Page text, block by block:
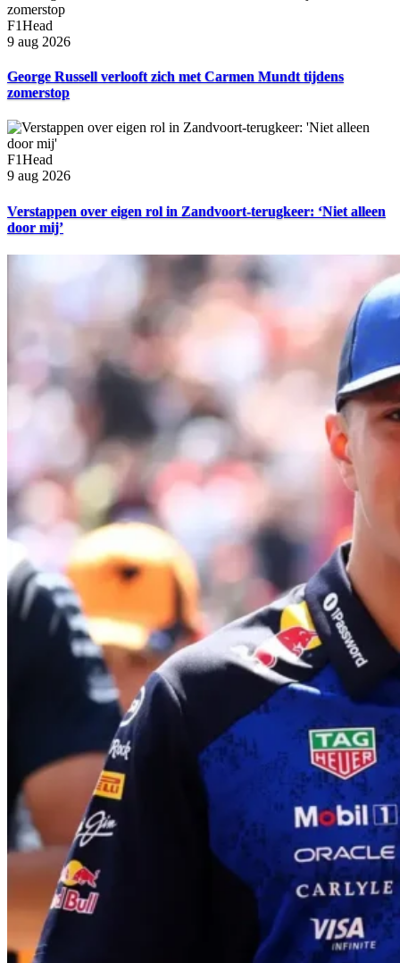
F1Head
9 aug 2026
George Russell verlooft zich met Carmen Mundt tijdens
zomerstop
F1Head
9 aug 2026
Verstappen over eigen rol in Zandvoort-terugkeer: ‘Niet alleen
door mij’